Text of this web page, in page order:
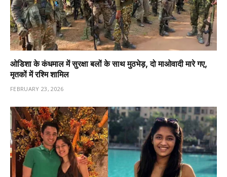
ओडिशा के कंधमाल में सुरक्षा बलों के साथ मुठभेड़, दो माओवादी मारे गए,
मृतकों में रश्मि शामिल
FEBRUARY 23, 2026